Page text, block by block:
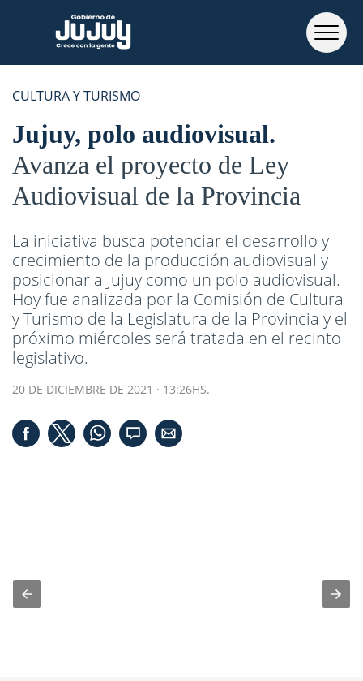
CULTURA Y TURISMO
Jujuy, polo audiovisual
Avanza el proyecto de Ley
Audiovisual de la Provincia
La iniciativa busca potenciar el desarrollo y
crecimiento de la producción audiovisual y
posicionar a Jujuy como un polo audiovisual.
Hoy fue analizada por la Comisión de Cultura
y Turismo de la Legislatura de la Provincia y el
próximo miércoles será tratada en el recinto
legislativo.
20 DE DICIEMBRE DE 2021 · 13:26HS.